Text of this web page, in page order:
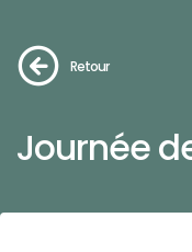
Retour
Journée